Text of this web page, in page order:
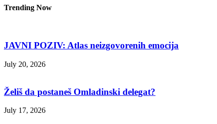
Trending Now
JAVNI POZIV: Atlas neizgovorenih emocija
July 20, 2026
Želiš da postaneš Omladinski delegat?
July 17, 2026